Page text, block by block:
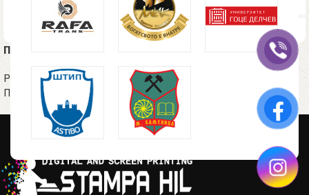
Пластично пенкало BAY
Рекламен материјал
Пластични пенкала
Пластично пенкало ZIGI
Рекламен материјал
Пластични пенкала